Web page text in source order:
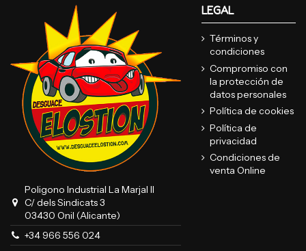
Poligono Industrial La Marjal II
C/ dels Sindicats 3
03430 Onil (Alicante)
+34 966 556 024
LEGAL
Términos y
condiciones
Compromiso con
la protección de
datos personales
Política de cookies
Política de
privacidad
Condiciones de
venta Online